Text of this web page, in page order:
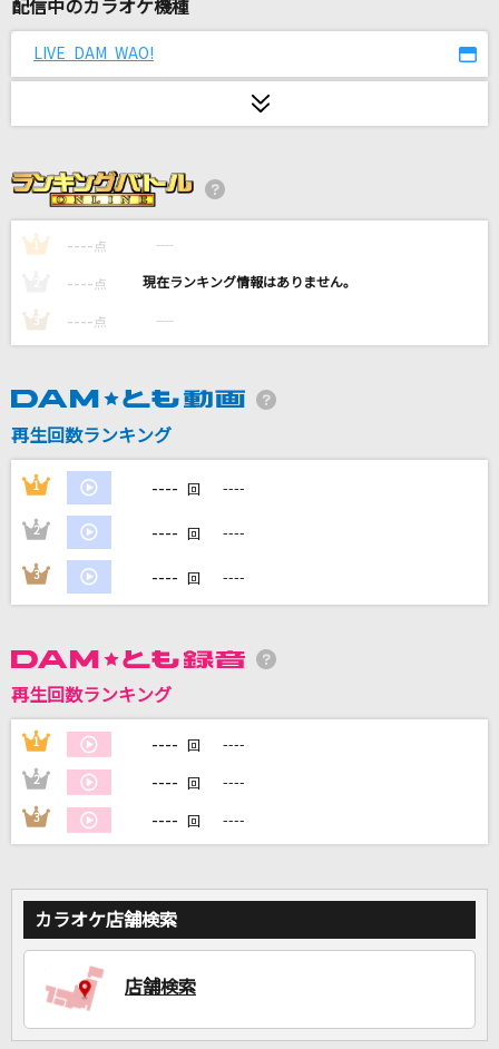
初恋リバイバル
[生音]Laughter
[生音]サヨナラ
GAO
timelesz
ずっと真夜中でいいのに。
カブトムシ
aiko
[生音]春を愛する人
GLAY
DISH//
涙のイエスタデー
GARNET CROW
カラオケをもっと楽しもう！
配信中のカラオケ機種
LIVE DAM WAO!
1 ---- 点 ----
---- 点 ----
3 ---- 点 ----
再生回数ランキング
1 ---- 回 ----
2 ---- 回 ----
3 ---- 回 ----
再生回数ランキング
1 ---- 回 ----
2 ---- 回 ----
3 ---- 回 ----
カラオケ店舗検索
店舗検索